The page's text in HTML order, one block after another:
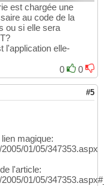
est chargée une
au code de la
ou si elle sera
l'application elle-
0
0
#5
magique:
01/05/347353.aspx
l'article:
01/05/